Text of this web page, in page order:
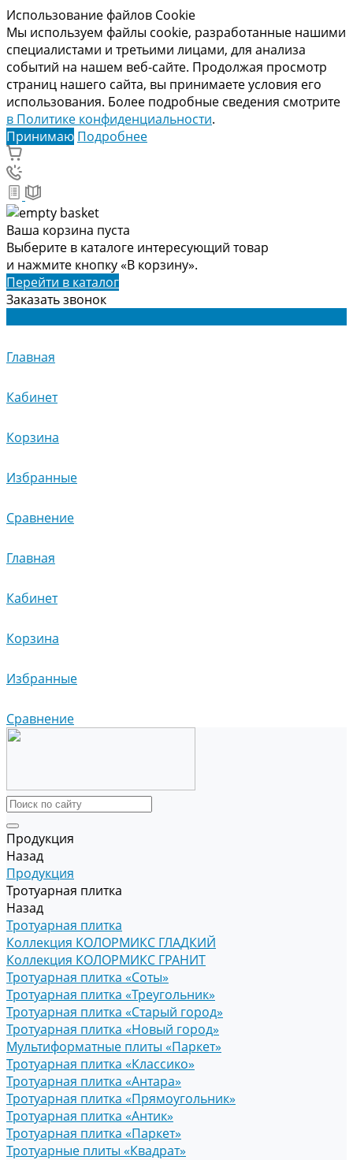
Использование файлов Cookie
Мы используем файлы cookie, разработанные нашими
специалистами и третьими лицами, для анализа
событий на нашем веб-сайте. Продолжая просмотр
страниц нашего сайта, вы принимаете условия его
использования. Более подробные сведения смотрите
в Политике конфиденциальности.
Принимаю Подробнее
Ваша корзина пуста
Выберите в каталоге интересующий товар
и нажмите кнопку «В корзину».
Перейти в каталог
Заказать звонок
Главная
Кабинет
Корзина
Избранные
Сравнение
Главная
Кабинет
Корзина
Избранные
Сравнение
Продукция
Назад
Продукция
Тротуарная плитка
Назад
Тротуарная плитка
Коллекция КОЛОРМИКС ГЛАДКИЙ
Коллекция КОЛОРМИКС ГРАНИТ
Тротуарная плитка «Соты»
Тротуарная плитка «Треугольник»
Тротуарная плитка «Старый город»
Тротуарная плитка «Новый город»
Мультиформатные плиты «Паркет»
Тротуарная плитка «Классико»
Тротуарная плитка «Антара»
Тротуарная плитка «Прямоугольник»
Тротуарная плитка «Антик»
Тротуарная плитка «Паркет»
Тротуарные плиты «Квадрат»